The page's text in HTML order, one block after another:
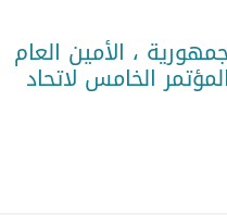
، الأمين العام
الخامس لاتحاد